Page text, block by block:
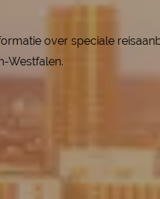
over speciale
Westfalen.